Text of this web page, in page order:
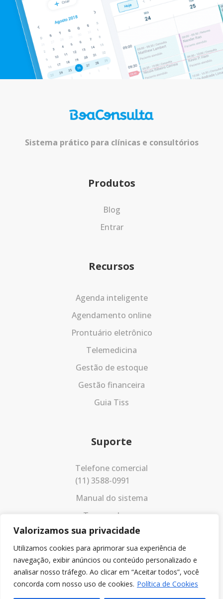
Valorizamos sua privacidade
Utilizamos cookies para aprimorar sua experiência de
navegação, exibir anúncios ou conteúdo personalizado e
analisar nosso tráfego. Ao clicar em “Aceitar todos”, você
concorda com nosso uso de cookies. Política de Cookies
Sistema prático para clínicas e consultórios
Produtos
Blog
Entrar
Recursos
Agenda inteligente
Agendamento online
Prontuário eletrônico
Telemedicina
Gestão de estoque
Gestão financeira
Guia Tiss
Suporte
Telefone comercial
(11) 3588-0991
Manual do sistema
Termos de uso
Política de privacidade